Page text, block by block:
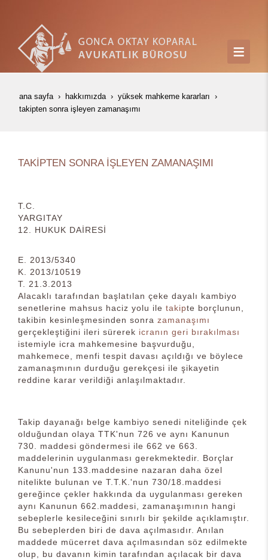
ana sayfa hakkımızda
yüksek mahkeme kararları
taki̇pten sonra i̇şleyen zamanaşimi
TAKİPTEN SONRA İŞLEYEN ZAMANAŞIMI
T.C.
YARGITAY
12. HUKUK DAİRESİ
E. 2013/5340
K. 2013/10519
T. 21.3.2013
Alacaklı tarafından başlatılan çeke dayalı kambiyo
senetlerine mahsus haciz yolu ile takipte borçlunun,
takibin kesinleşmesinden sonra zamanaşımı
gerçekleştiğini ileri sürerek icranın geri bırakılması
istemiyle icra mahkemesine başvurduğu,
mahkemece, menfi tespit davası açıldığı ve böylece
zamanaşmının durduğu gerekçesi ile şikayetin
reddine karar verildiği anlaşılmaktadır.
Takip dayanağı belge kambiyo senedi niteliğinde çek
olduğundan olaya TTK'nun 726 ve aynı Kanunun
730. maddesi göndermesi ile 662 ve 663.
maddelerinin uygulanması gerekmektedir. Borçlar
Kanunu'nun 133.maddesine nazaran daha özel
nitelikte bulunan ve T.T.K.'nun 730/18.maddesi
gereğince çekler hakkında da uygulanması gereken
aynı Kanunun 662.maddesi, zamanaşımının hangi
sebeplerle kesileceğini sınırlı bir şekilde açıklamıştır.
Bu sebeplerden biri de dava açılmasıdır. Anılan
maddede mücerret dava açılmasından söz edilmekte
olup, bu davanın kimin tarafından açılacak bir dava